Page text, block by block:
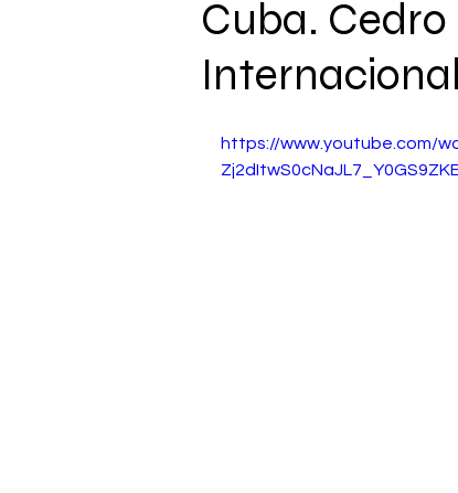
Cuba. Cedro
https://www.youtube.com/